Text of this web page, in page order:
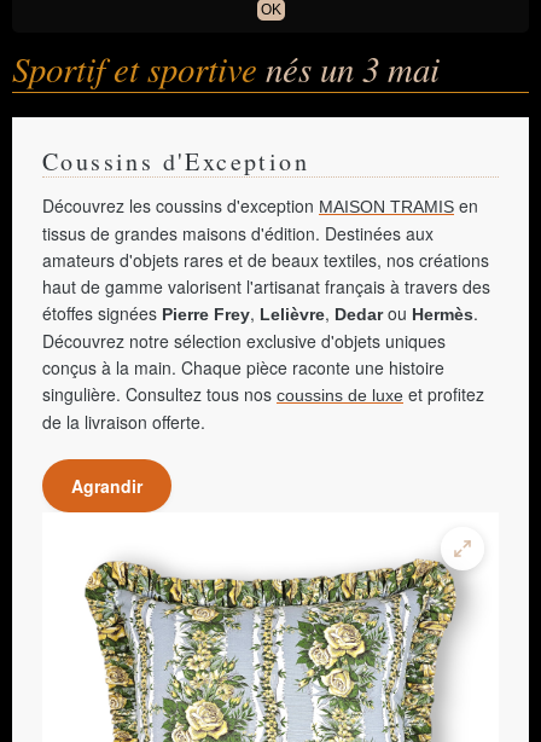
OK
Sportif et sportive nés un 3 mai
Coussins d'Exception
Découvrez les coussins d'exception MAISON TRAMIS en
tissus de grandes maisons d'édition. Destinées aux
amateurs d'objets rares et de beaux textiles, nos créations
haut de gamme valorisent l'artisanat français à travers des
étoffes signées Pierre Frey, Lelièvre, Dedarou Hermès.
Découvrez notre sélection exclusive d'objets uniques
conçus à la main. Chaque pièce raconte une histoire
singulière. Consultez tous nos coussins de luxe et profitez
de la livraison offerte.
Agrandir